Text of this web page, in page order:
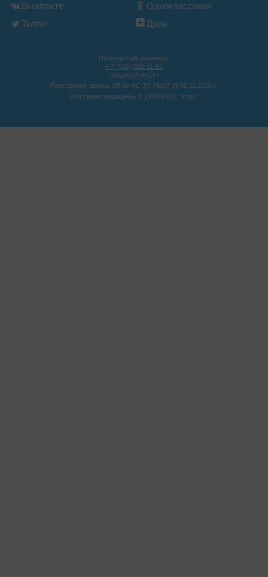
Вконтакте
Одноклассники
Twitter
Дзен
По вопросам рекламы:
+ 7 (926) 001-11-01
reklama@utro.ru
Реестровая запись ЭЛ № ФС 77-79497 от 02.11.2020 г.
Все права защищены © 1999-2024. "Утро"